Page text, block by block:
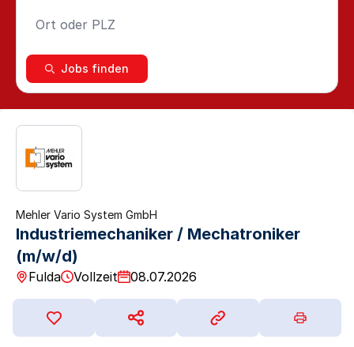
Jobs finden
Mehler Vario System GmbH
Industriemechaniker / Mechatroniker
(m/w/d)
Fulda Vollzeit 08.07.2026